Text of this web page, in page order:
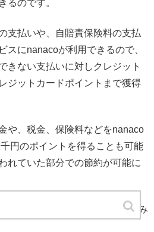
るのです。
支払いや、自賠責保険料の支払
スにnanacoが利用できるので、
きない支払いに対しクレジット
ジットカードポイントまで獲得
や、税金、保険料などをnanaco
円のポイントを得ることも可能
れていた部分での節約が可能に
に設置してあるATMでお馴染み